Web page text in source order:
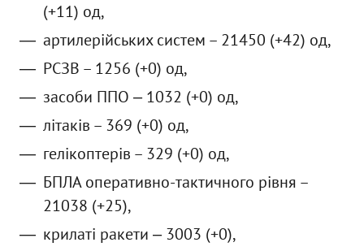
(+11) од,
артилерійських систем – 21450 (+42) од,
РСЗВ – 1256 (+0) од,
засоби ППО ‒ 1032 (+0) од,
літаків – 369 (+0) од,
гелікоптерів – 329 (+0) од,
БПЛА оперативно-тактичного рівня –
21038 (+25),
крилаті ракети ‒ 3003 (+0),